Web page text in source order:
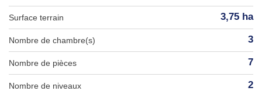
surface terrain 3,75 ha
Nombre de chambre(s) 3
Nombre de pièces 7
Nombre de niveaux 2